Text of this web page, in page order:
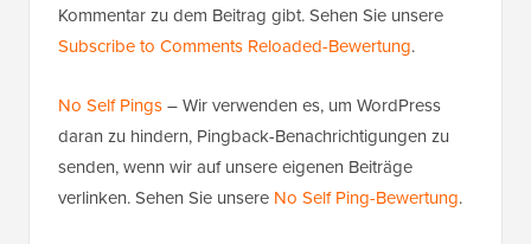
Kommentar zu dem Beitrag gibt. Sehen Sie unsere
Subscribe to Comments Reloaded-Bewertung.
No Self Pings– Wir verwenden es, um WordPress
daran zu hindern, Pingback-Benachrichtigungen zu
senden, wenn wir auf unsere eigenen Beiträge
verlinken. Sehen Sie unsere No Self Ping-Bewertung.